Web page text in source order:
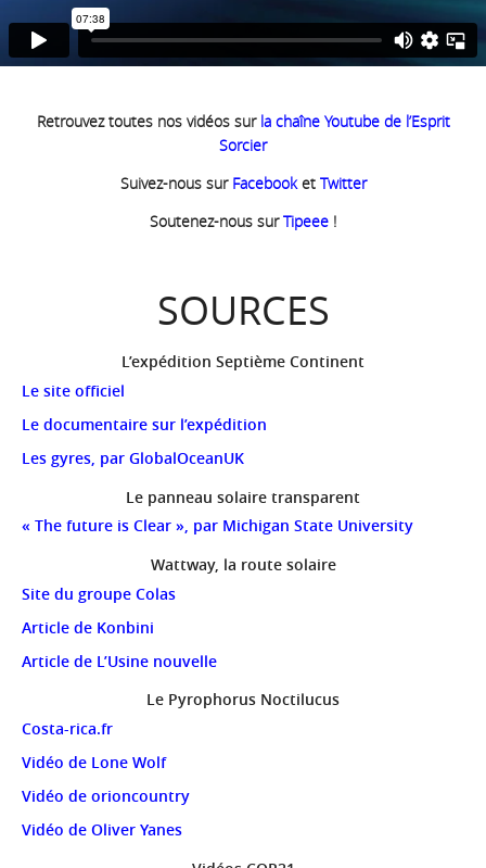
Retrouvez toutes nos vidéos sur la chaîne Youtube de l’Esprit
Sorcier
Suivez-nous sur Facebooket Twitter
Soutenez-nous surTipeee !
SOURCES
L’expédition Septième Continent
Le site officiel
Le documentaire sur l’expédition
Les gyres, par GlobalOceanUK
Le panneau solaire transparent
« The future is Clear », par Michigan State University
Wattway, la route solaire
Site du groupe Colas
Article de Konbini
Article de L’Usine nouvelle
Le Pyrophorus Noctilucus
Costa-rica.fr
Vidéo de Lone Wolf
Vidéo de orioncountry
Vidéo de Oliver Yanes